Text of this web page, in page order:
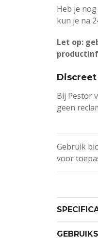
Heb je
kun je na
Let op:
Bij Pestor
geen
Gebruik
voor